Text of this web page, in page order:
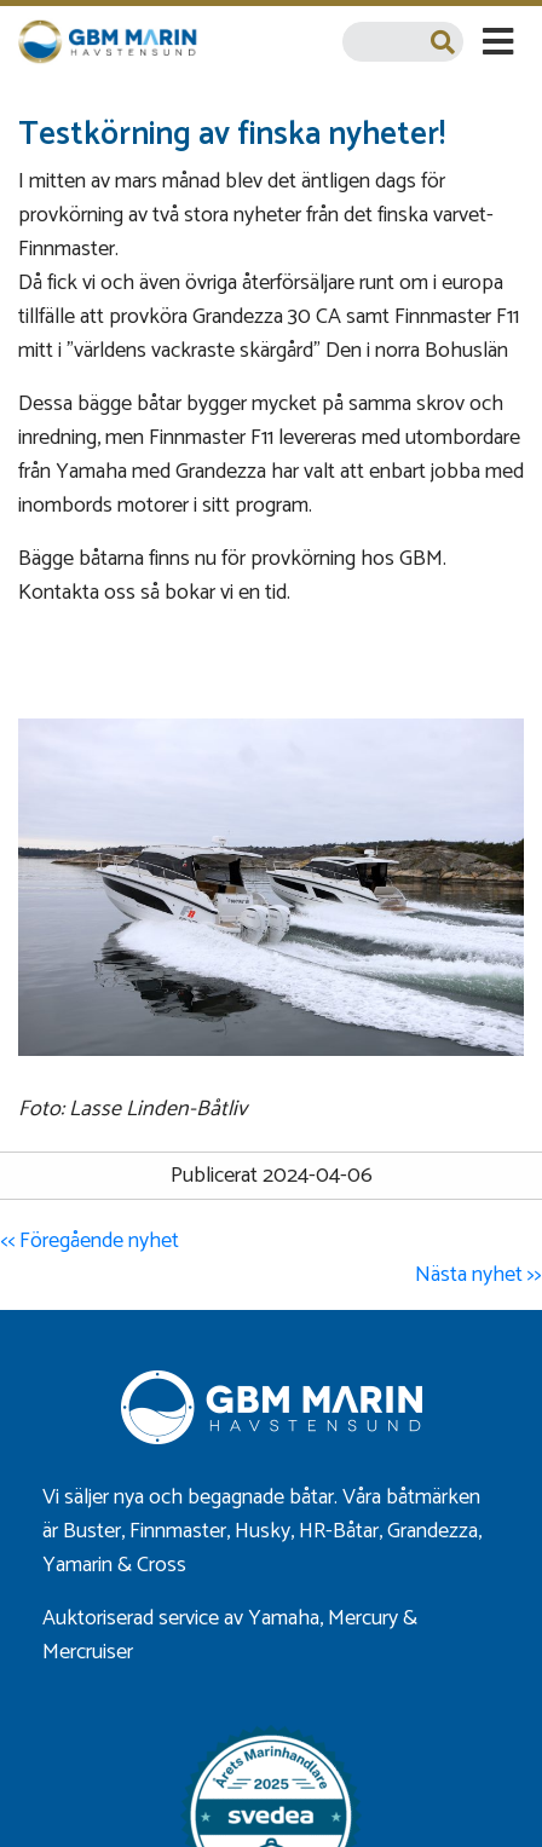
Testkörning av finska nyheter!
I mitten av mars månad blev det äntligen dags för
provkörning av två stora nyheter från det finska varvet-
Finnmaster.
Då fick vi och även övriga återförsäljare runt om i europa
tillfälle att provköra Grandezza 30 CA samt Finnmaster F11
mitt i "världens vackraste skärgård" Den i norra Bohuslän
Dessa bägge båtar bygger mycket på samma skrov och
inredning, men Finnmaster F11 levereras med utombordare
från Yamaha med Grandezza har valt att enbart jobba med
inombords motorer i sitt program.
Bägge båtarna finns nu för provkörning hos GBM.
Kontakta oss så bokar vi en tid.
Foto: Lasse Linden-Båtliv
Publicerat 2024-04-06
<< Föregående nyhet
Nästa nyhet >>
Vi säljer nya och begagnade båtar. Våra båtmärken
ärBuster,Finnmaster,Husky,HR-Båtar,Grandezza,
Yamarin&Cross
Auktoriserad service av Yamaha, Mercury &
Mercruiser